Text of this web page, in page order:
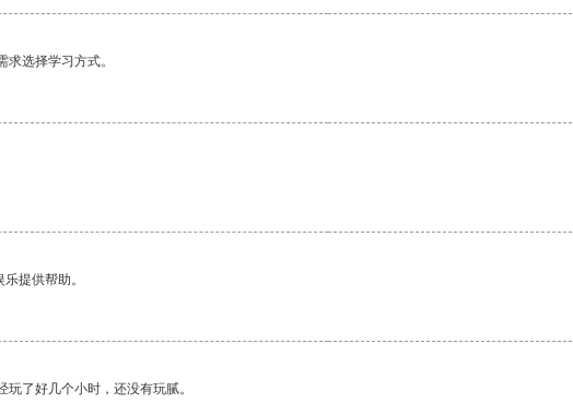
选择学习方式。
提供帮助。
了好几个小时，还没有玩腻。